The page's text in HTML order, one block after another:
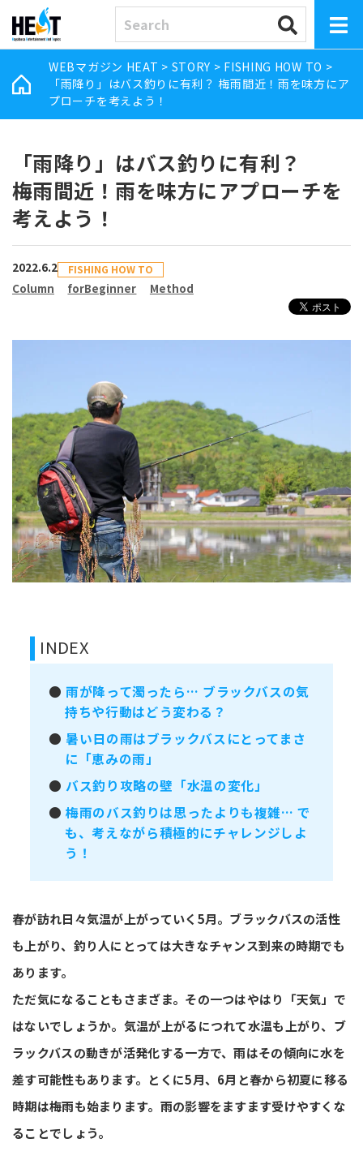
WEBマガジン HEAT > STORY > FISHING HOW TO >
「雨降り」はバス釣りに有利？ 梅雨間近！雨を味方にア
プローチを考えよう！
「雨降り」はバス釣りに有利？
梅雨間近！雨を味方にアプローチを
考えよう！
2022.6.2 FISHING HOW TO
Column forBeginner Method
INDEX
●雨が降って濁ったら… ブラックバスの気
持ちや行動はどう変わる？
●暑い日の雨はブラックバスにとってまさ
に「恵みの雨」
●バス釣り攻略の壁「水温の変化」
●梅雨のバス釣りは思ったよりも複雑… で
も、考えながら積極的にチャレンジしよ
う！
春が訪れ日々気温が上がっていく5月。ブラックバスの活性
も上がり、釣り人にとっては大きなチャンス到来の時期でも
あります。
ただ気になることもさまざま。その一つはやはり「天気」で
はないでしょうか。気温が上がるにつれて水温も上がり、ブ
ラックバスの動きが活発化する一方で、雨はその傾向に水を
差す可能性もあります。とくに5月、6月と春から初夏に移る
時期は梅雨も始まります。雨の影響をますます受けやすくな
ることでしょう。